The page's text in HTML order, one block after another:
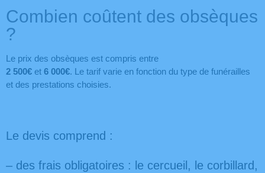
Combien coûtent des obsèques
?
Le prix des obsèques est compris entre
2 500€ et 6 000€. Le tarif varie en fonction du type de funérailles
et des prestations choisies.
Le devis comprend :
– des frais obligatoires : le cercueil, le corbillard,